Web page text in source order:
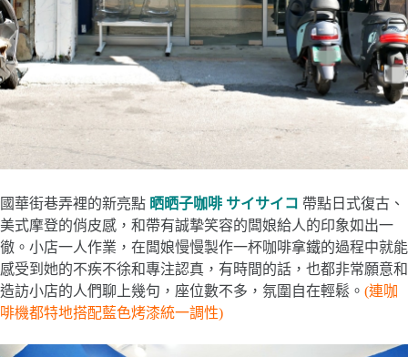
國華街巷弄裡的新亮點 晒晒子咖啡 サイサイコ 帶點日式復古、
美式摩登的俏皮感，和帶有誠摯笑容的闆娘給人的印象如出一
徹。小店一人作業，在闆娘慢慢製作一杯咖啡拿鐵的過程中就能
感受到她的不疾不徐和專注認真，有時間的話，也都非常願意和
造訪小店的人們聊上幾句，座位數不多，氛圍自在輕鬆。 (連咖
啡機都特地搭配藍色烤漆統一調性)